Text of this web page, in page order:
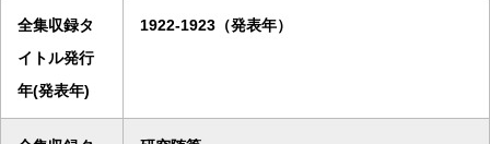
全集収録タ
イトル発行
年(発表年)
1922-1923（発表年）